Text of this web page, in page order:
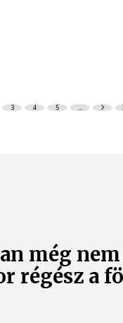
3 4 5 ...
még
régész a